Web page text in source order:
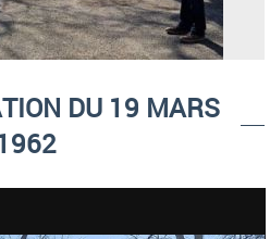
DU 19 MARS